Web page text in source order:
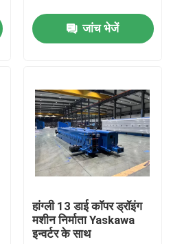
जांच भेजें
हांग्ली 13 डाई कॉपर ड्रॉइंग
मशीन निर्माता Yaskawa
इन्वर्टर के साथ